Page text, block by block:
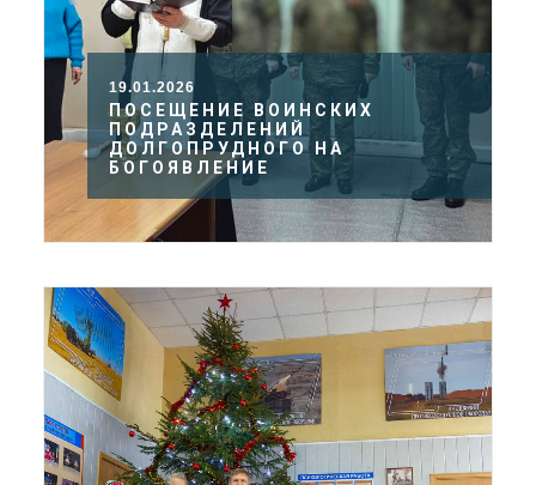
19.01.2026
ПОСЕЩЕНИЕ ВОИНСКИХ
ПОДРАЗДЕЛЕНИЙ
ДОЛГОПРУДНОГО НА
БОГОЯВЛЕНИЕ